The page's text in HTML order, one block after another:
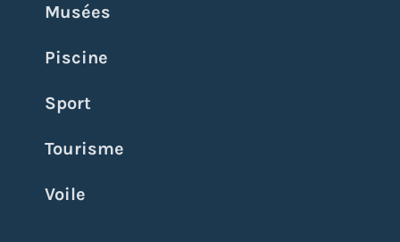
Musées
Piscine
Sport
Tourisme
Voile